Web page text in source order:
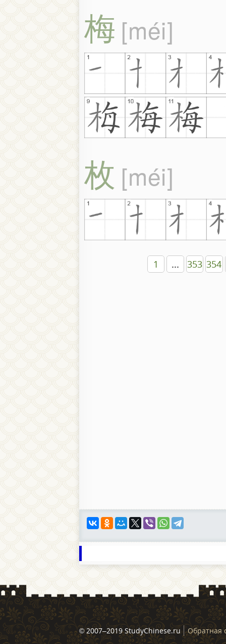
梅 méi
枚 méi
1 ... 353 354
© 2007–2019 StudyChinese.ru Обратная